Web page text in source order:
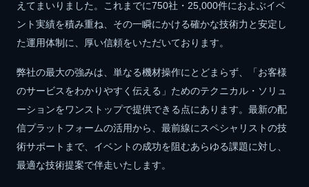
えてまいりました。これまでに750社・25,000件におよぶイベ
ント実績を積み重ね、その一瞬にかける確かな技術力と安定し
た運用体制に、厚い信頼をいただいております。
弊社の最大の強みは、単なる機材操作にとどまらず、「お客様
のサービスをわかりやすく伝える」ためのテクニカル・ソリュ
ーションをワンストップで提供できる点にあります。最新の配
信プラットフォームの活用から、最前線にスペシャリストの技
術サポートまで、イベントの成功を阻むあらゆる課題に対し、
最適な技術提案で伴走いたします。